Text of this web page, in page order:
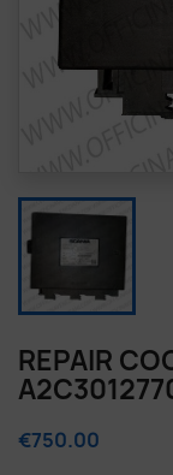
REPAIR
€750.00